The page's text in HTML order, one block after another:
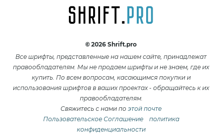
© 2026 Shrift.pro
Все шрифты, представленные на нашем сайте, принадлежат
правообладателям. Мы не продаем шрифты и не знаем, где их
купить. По всем вопросам, касающимся покупки и
использования шрифтов в ваших проектах - обращайтесь к их
правообладателям.
Свяжитесь с нами по этой почте
Пользовательское Соглашение
политика
конфиденциальности